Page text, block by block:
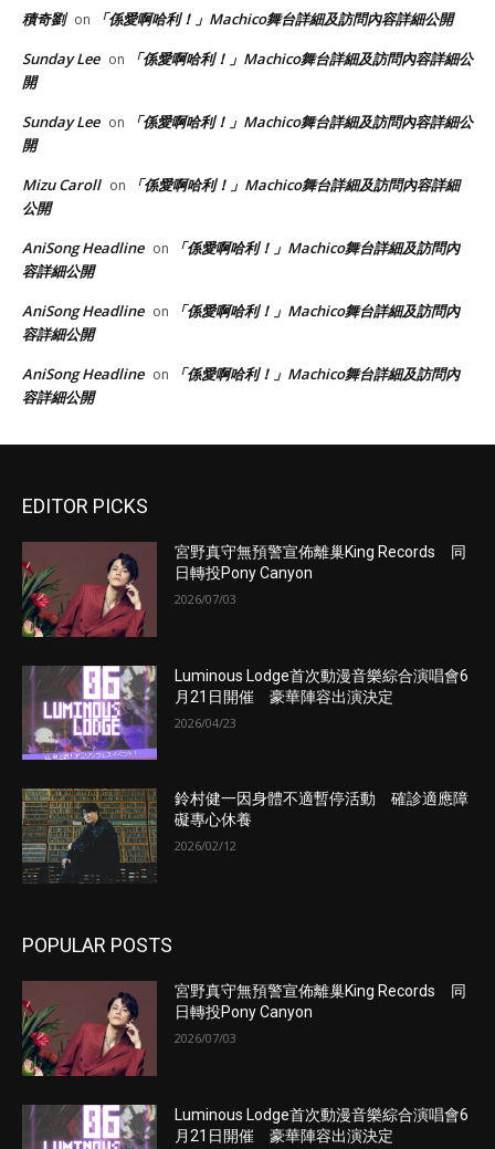
積奇劉 on
「係愛啊哈利！」Machico舞台詳細及訪問內容詳細公開
Sunday Lee on
「係愛啊哈利！」Machico舞台詳細及訪問內容詳細公
開
Sunday Lee on
「係愛啊哈利！」Machico舞台詳細及訪問內容詳細公
開
Mizu Caroll on
「係愛啊哈利！」Machico舞台詳細及訪問內容詳細
公開
AniSong Headline on
「係愛啊哈利！」Machico舞台詳細及訪問內
容詳細公開
AniSong Headline on
「係愛啊哈利！」Machico舞台詳細及訪問內
容詳細公開
AniSong Headline on
「係愛啊哈利！」Machico舞台詳細及訪問內
容詳細公開
EDITOR PICKS
宮野真守無預警宣佈離巢King Records 同
日轉投Pony Canyon
2026/07/03
Luminous Lodge首次動漫音樂綜合演唱會6
月21日開催 豪華陣容出演決定
2026/04/23
鈴村健一因身體不適暫停活動 確診適應障
礙專心休養
2026/02/12
POPULAR POSTS
宮野真守無預警宣佈離巢King Records 同
日轉投Pony Canyon
2026/07/03
Luminous Lodge首次動漫音樂綜合演唱會6
月21日開催 豪華陣容出演決定